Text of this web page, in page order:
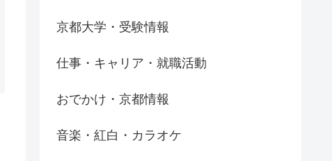
京都大学・受験情報
仕事・キャリア・就職活動
おでかけ・京都情報
音楽・紅白・カラオケ